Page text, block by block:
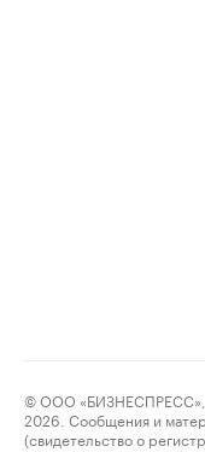
© ООО
2026. Сообщения и
(свидетельство о